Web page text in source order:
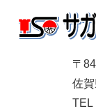
〒
佐
TEL